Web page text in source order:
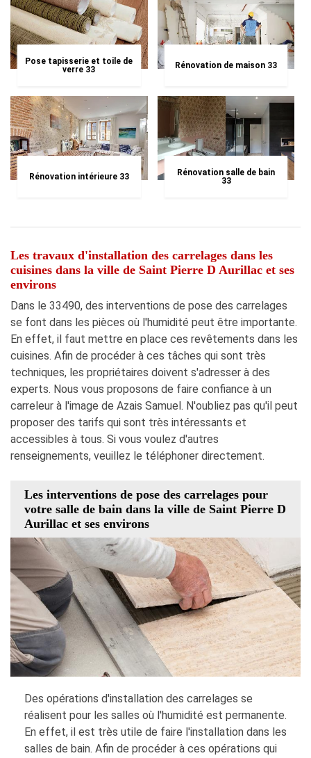
Pose tapisserie et toile de
verre 33
Rénovation de maison 33
Rénovation intérieure 33
Rénovation salle de bain
33
Les travaux d'installation des carrelages dans les
cuisines dans la ville de Saint Pierre D Aurillac et ses
environs
Dans le 33490, des interventions de pose des carrelages
se font dans les pièces où l'humidité peut être importante.
En effet, il faut mettre en place ces revêtements dans les
cuisines. Afin de procéder à ces tâches qui sont très
techniques, les propriétaires doivent s'adresser à des
experts. Nous vous proposons de faire confiance à un
carreleur à l'image de Azais Samuel. N'oubliez pas qu'il peut
proposer des tarifs qui sont très intéressants et
accessibles à tous. Si vous voulez d'autres
renseignements, veuillez le téléphoner directement.
Les interventions de pose des carrelages pour
votre salle de bain dans la ville de Saint Pierre D
Aurillac et ses environs
Des opérations d'installation des carrelages se
réalisent pour les salles où l'humidité est permanente.
En effet, il est très utile de faire l'installation dans les
salles de bain. Afin de procéder à ces opérations qui